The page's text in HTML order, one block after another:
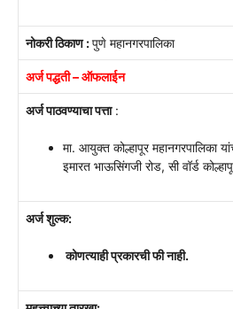
नोकरी ठिकाण :पुणे महानगरपालिका
अर्ज पद्धती – ऑफलाईन
अर्ज पाठवण्याचा पत्ता:
मा. आयुक्त कोल्हापूर महानगरपालिका
इमारत भाऊसिंगजी रोड, सी वॉर्ड
अर्ज शुल्क:
कोणत्याही प्रकारची फी नाही.